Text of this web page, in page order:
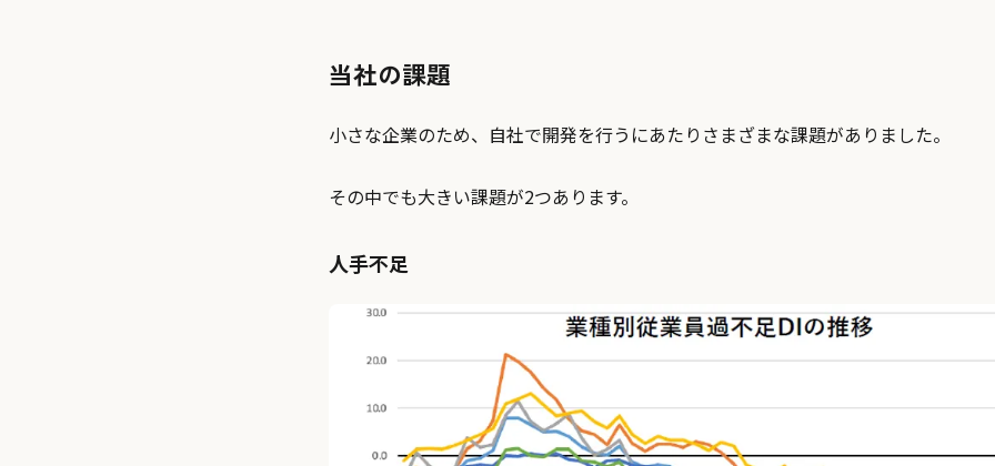
当社の課題
小さな企業のため、自社で開発を行うにあたりさまざまな課題がありました。
その中でも大きい課題が2つあります。
⼈⼿不⾜